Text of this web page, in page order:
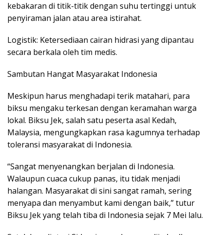
kebakaran di titik-titik dengan suhu tertinggi untuk
penyiraman jalan atau area istirahat.
Logistik: Ketersediaan cairan hidrasi yang dipantau
secara berkala oleh tim medis.
Sambutan Hangat Masyarakat Indonesia
Meskipun harus menghadapi terik matahari, para
biksu mengaku terkesan dengan keramahan warga
lokal. Biksu Jek, salah satu peserta asal Kedah,
Malaysia, mengungkapkan rasa kagumnya terhadap
toleransi masyarakat di Indonesia.
“Sangat menyenangkan berjalan di Indonesia.
Walaupun cuaca cukup panas, itu tidak menjadi
halangan. Masyarakat di sini sangat ramah, sering
menyapa dan menyambut kami dengan baik,” tutur
Biksu Jek yang telah tiba di Indonesia sejak 7 Mei lalu.